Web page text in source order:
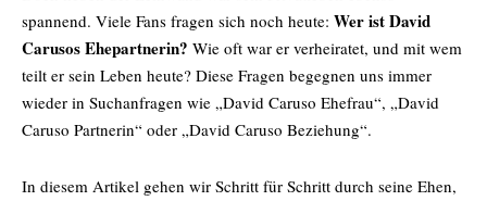
spannend. Viele Fans fragen sich noch heute: Wer ist David
Carusos Ehepartnerin? Wie oft war er verheiratet, und mit wem
teilt er sein Leben heute? Diese Fragen begegnen uns immer
wieder in Suchanfragen wie „David Caruso Ehefrau“, „David
Caruso Partnerin“ oder „David Caruso Beziehung“.
In diesem Artikel gehen wir Schritt für Schritt durch seine Ehen,